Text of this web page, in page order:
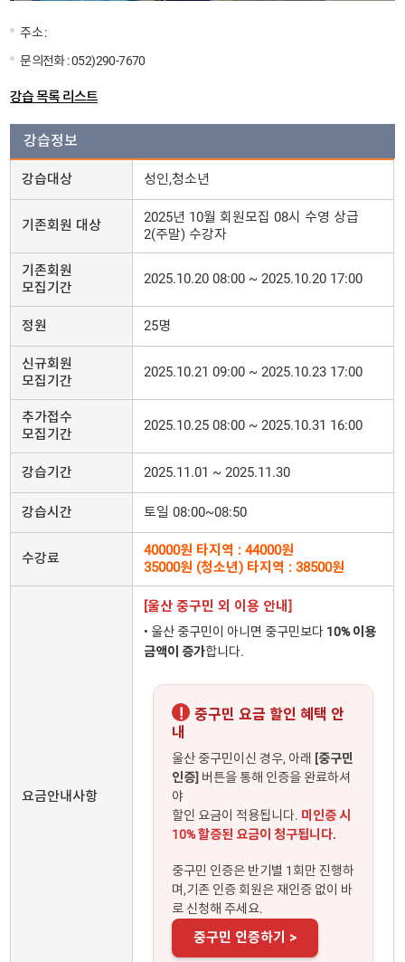
주소 :
문의전화 :052)290-7670
강습 목록 리스트
강습정보
강습대상 성인,청소년
기존회원 대상
2025년 10월 회원모집 08시 수영 상급
2(주말) 수강자
기존회원
모집기간
2025.10.20 08:00 ~ 2025.10.20 17:00
정원 25명
신규회원
모집기간
2025.10.21 09:00 ~ 2025.10.23 17:00
추가접수
모집기간
2025.10.25 08:00 ~ 2025.10.31 16:00
강습기간 2025.11.01 ~ 2025.11.30
강습시간 토일 08:00~08:50
수강료
40000원 타지역 : 44000원
35000원 (청소년) 타지역 : 38500원
요금안내사항
[울산 중구민 외 이용 안내]
• 울산 중구민이 아니면 중구민보다 10% 이용
금액이 증가합니다.
!
중구민 요금 할인 혜택 안
내
울산 중구민이신 경우, 아래 [중구민
인증] 버튼을 통해 인증을 완료하셔
야
할인 요금이 적용됩니다. 미인증 시
10% 할증된 요금이 청구됩니다.
중구민 인증은 반기별 1회만 진행하
며,기존 인증 회원은 재인증 없이 바
로 신청해 주세요.
중구민 인증하기 >